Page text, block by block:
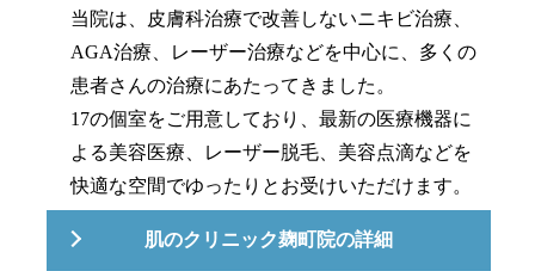
当院は、皮膚科治療で改善しないニキビ治療、
AGA治療、レーザー治療などを中心に、多くの
患者さんの治療にあたってきました。
17の個室をご用意しており、最新の医療機器に
よる美容医療、レーザー脱毛、美容点滴などを
快適な空間でゆったりとお受けいただけます。
肌のクリニック麹町院の詳細